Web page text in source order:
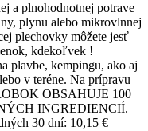
a plnohodnotnej potrave
plynu alebo mikrovlnnej
plechovky môžete jesť
kdekoľvek !
plavbe, kempingu, ako aj
v teréne. Na prípravu
OBSAHUJE 100
INGREDIENCIÍ.
30 dní: 10,15 €